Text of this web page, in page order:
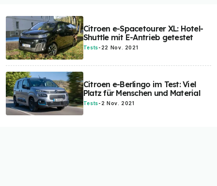
Citroen e-Spacetourer XL: Hotel-
Shuttle mit E-Antrieb getestet
Tests- 22 Nov. 2021
Citroen e-Berlingo im Test: Viel
Platz für Menschen und Material
Tests- 2 Nov. 2021